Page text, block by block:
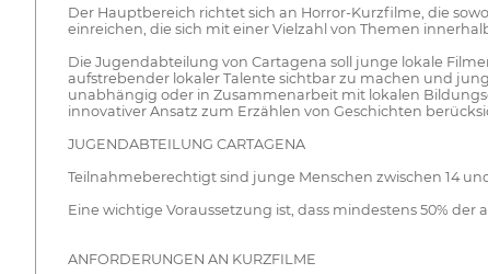
Der Hauptbereich richtet sich an Horror-Kurzfilme, die
einreichen, die sich mit einer Vielzahl von Themen
Die Jugendabteilung von Cartagena soll junge lokale
aufstrebender lokaler Talente sichtbar zu machen und
unabhängig oder in Zusammenarbeit mit lokalen
innovativer Ansatz zum Erzählen von Geschichten
JUGENDABTEILUNG CARTAGENA
Teilnahmeberechtigt sind junge Menschen zwischen 14
Eine wichtige Voraussetzung ist, dass mindestens 50%
ANFORDERUNGEN AN KURZFILME